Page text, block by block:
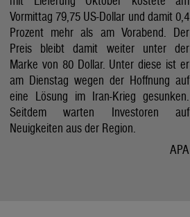
Vormittag 79,75 US-Dollar und damit 0,4
Prozent mehr als am Vorabend. Der
Preis bleibt damit weiter unter der
Marke von 80 Dollar. Unter diese ist er
am Dienstag wegen der Hoffnung auf
eine Lösung im Iran-Krieg gesunken.
Seitdem warten Investoren auf
Neuigkeiten aus der Region.
APA